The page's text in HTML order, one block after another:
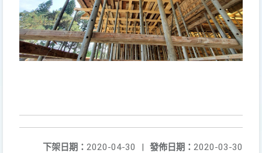
發佈日期： 2020-03-30
下架日期： 2020-04-30
|